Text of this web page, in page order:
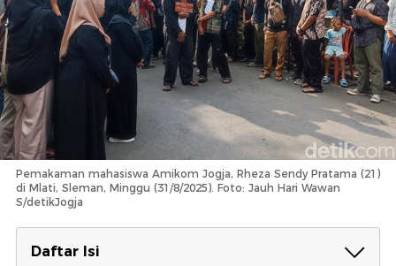
Pemakaman mahasiswa Amikom Jogja, Rheza Sendy Pratama (21)
di Mlati, Sleman, Minggu (31/8/2025). Foto: Jauh Hari Wawan
S/detikJogja
Daftar Isi